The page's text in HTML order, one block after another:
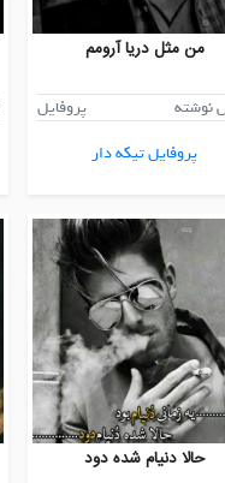
من مثل دریا آرومم
نوشته
پروفایل
پروفایل تیکه دار
حالا دنیام شده دود